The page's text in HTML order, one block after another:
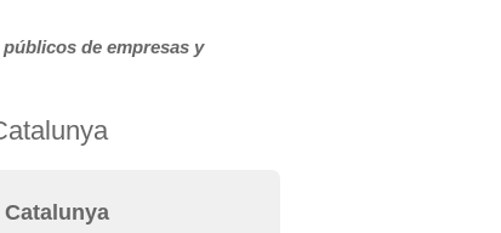
de empresas y